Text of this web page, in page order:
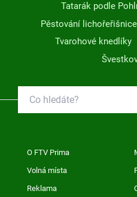
Tatarák podle
Pěstování lichořeřišnice
Tvarohové knedlíky
O FTV Prima
Volná místa
Reklama